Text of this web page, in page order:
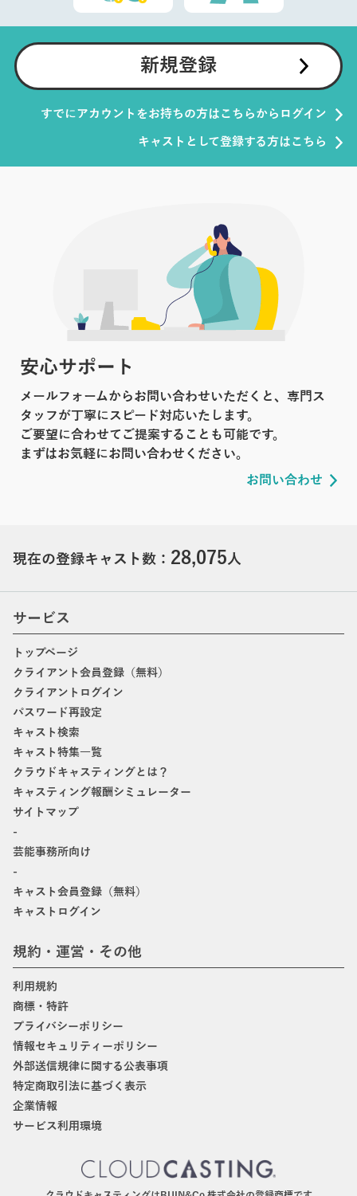
新規登録
すでにアカウントをお持ちの方はこちらからログイン
キャストとして登録する方はこちら
安心サポート
メールフォームからお問い合わせいただくと、専門ス
タッフが丁寧にスピード対応いたします。
ご要望に合わせてご提案することも可能です。
まずはお気軽にお問い合わせください。
お問い合わせ
現在の登録キャスト数： 28,075人
サービス
トップページ
クライアント会員登録（無料）
クライアントログイン
パスワード再設定
キャスト検索
キャスト特集一覧
クラウドキャスティングとは？
キャスティング報酬シミュレーター
サイトマップ
-
芸能事務所向け
-
キャスト会員登録（無料）
キャストログイン
規約・運営・その他
利用規約
商標・特許
プライバシーポリシー
情報セキュリティーポリシー
外部送信規律に関する公表事項
特定商取引法に基づく表示
企業情報
サービス利用環境